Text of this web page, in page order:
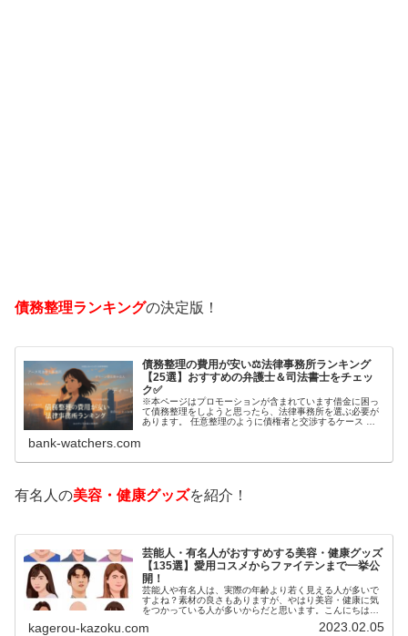
債務整理ランキングの決定版！
債務整理の費用が安い⚖️法律事務所ランキング
【25選】おすすめの弁護士＆司法書士をチェッ
ク✅
※本ページはプロモーションが含まれています借金に困っ
て債務整理をしようと思ったら、法律事務所を選ぶ必要が
あります。 任意整理のように債権者と交渉するケース 自
bank-watchers.com
有名人の美容・健康グッズを紹介！
芸能人・有名人がおすすめする美容・健康グッズ
【135選】愛用コスメからファイテンまで一挙公
開！
芸能人や有名人は、実際の年齢より若く見える人が多いで
すよね？素材の良さもありますが、やはり美容・健康に気
をつかっている人が多いからだと思います。こんにちは！
いるのでしょうか？今回は、芸能人…
kagerou-kazoku.com 2023.02.05